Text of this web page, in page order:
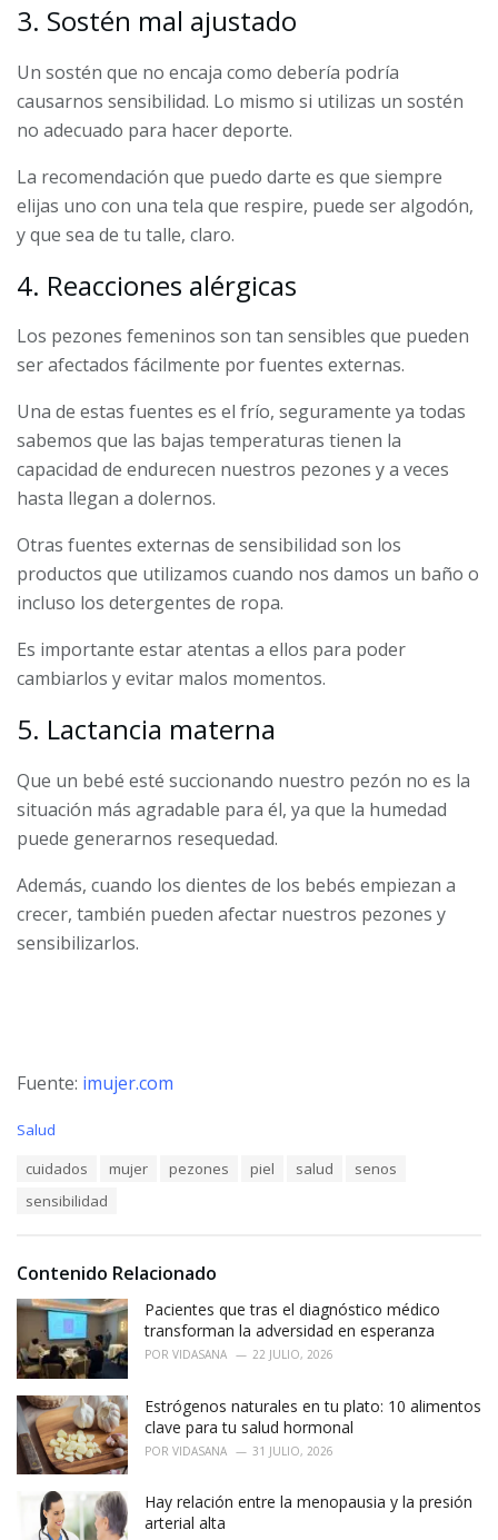
3. Sostén mal ajustado
Un sostén que no encaja como debería podría
causarnos sensibilidad. Lo mismo si utilizas un sostén
no adecuado para hacer deporte.
La recomendación que puedo darte es que siempre
elijas uno con una tela que respire, puede ser algodón,
y que sea de tu talle, claro.
4. Reacciones alérgicas
Los pezones femeninos son tan sensibles que pueden
ser afectados fácilmente por fuentes externas.
Una de estas fuentes es el frío, seguramente ya todas
sabemos que las bajas temperaturas tienen la
capacidad de endurecen nuestros pezones y a veces
hasta llegan a dolernos.
Otras fuentes externas de sensibilidad son los
productos que utilizamos cuando nos damos un baño o
incluso los detergentes de ropa.
Es importante estar atentas a ellos para poder
cambiarlos y evitar malos momentos.
5. Lactancia materna
Que un bebé esté succionando nuestro pezón no es la
situación más agradable para él, ya que la humedad
puede generarnos resequedad.
Además, cuando los dientes de los bebés empiezan a
crecer, también pueden afectar nuestros pezones y
sensibilizarlos.
Fuente: imujer.com
C
i
s
Salud
cuidados mujer pezones piel salud
senos
sensibilidad
Contenido Relacionado
Pacientes que tras el diagnóstico médico
transforman la adversidad en esperanza
POR VIDASANA 22 JULIO, 2026
Estrógenos naturales en tu plato: 10 alimentos
clave para tu salud hormonal
POR VIDASANA 31 JULIO, 2026
Hay relación entre la menopausia y la presión
arterial alta